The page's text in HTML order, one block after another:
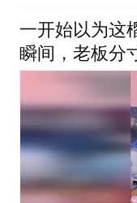
一开始以为这
瞬间，老板分